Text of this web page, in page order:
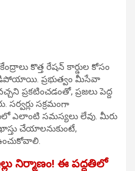
కొత్త రేషన్ కార్డుల కోసం
ప్రభుత్వం మీసేవా
ప్రకటించడంతో, ప్రజలు పెద్ద
సర్వర్లు సక్రమంగా
ఎలాంటి సమస్యలు లేవు. మీరు
చేయాలనుకుంటే,
నిర్మాణం! ఈ పద్ధతిలో